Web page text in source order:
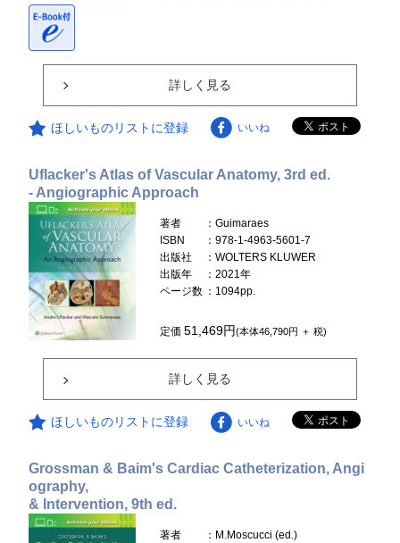
詳しく見る
ほしいものリストに登録 いいね
Uflacker's Atlas of Vascular Anatomy, 3rd ed.
- Angiographic Approach
著者
：Guimaraes
ISBN
：978-1-4963-5601-7
出版社
：WOLTERS KLUWER
出版年
：2021年
ページ数 ：1094pp.
定価51,469円(本体46,790円 ＋ 税)
詳しく見る
ほしいものリストに登録 いいね
Grossman & Baim's Cardiac Catheterization, Angi
ography,
& Intervention, 9th ed.
著者
：M.Moscucci (ed.)